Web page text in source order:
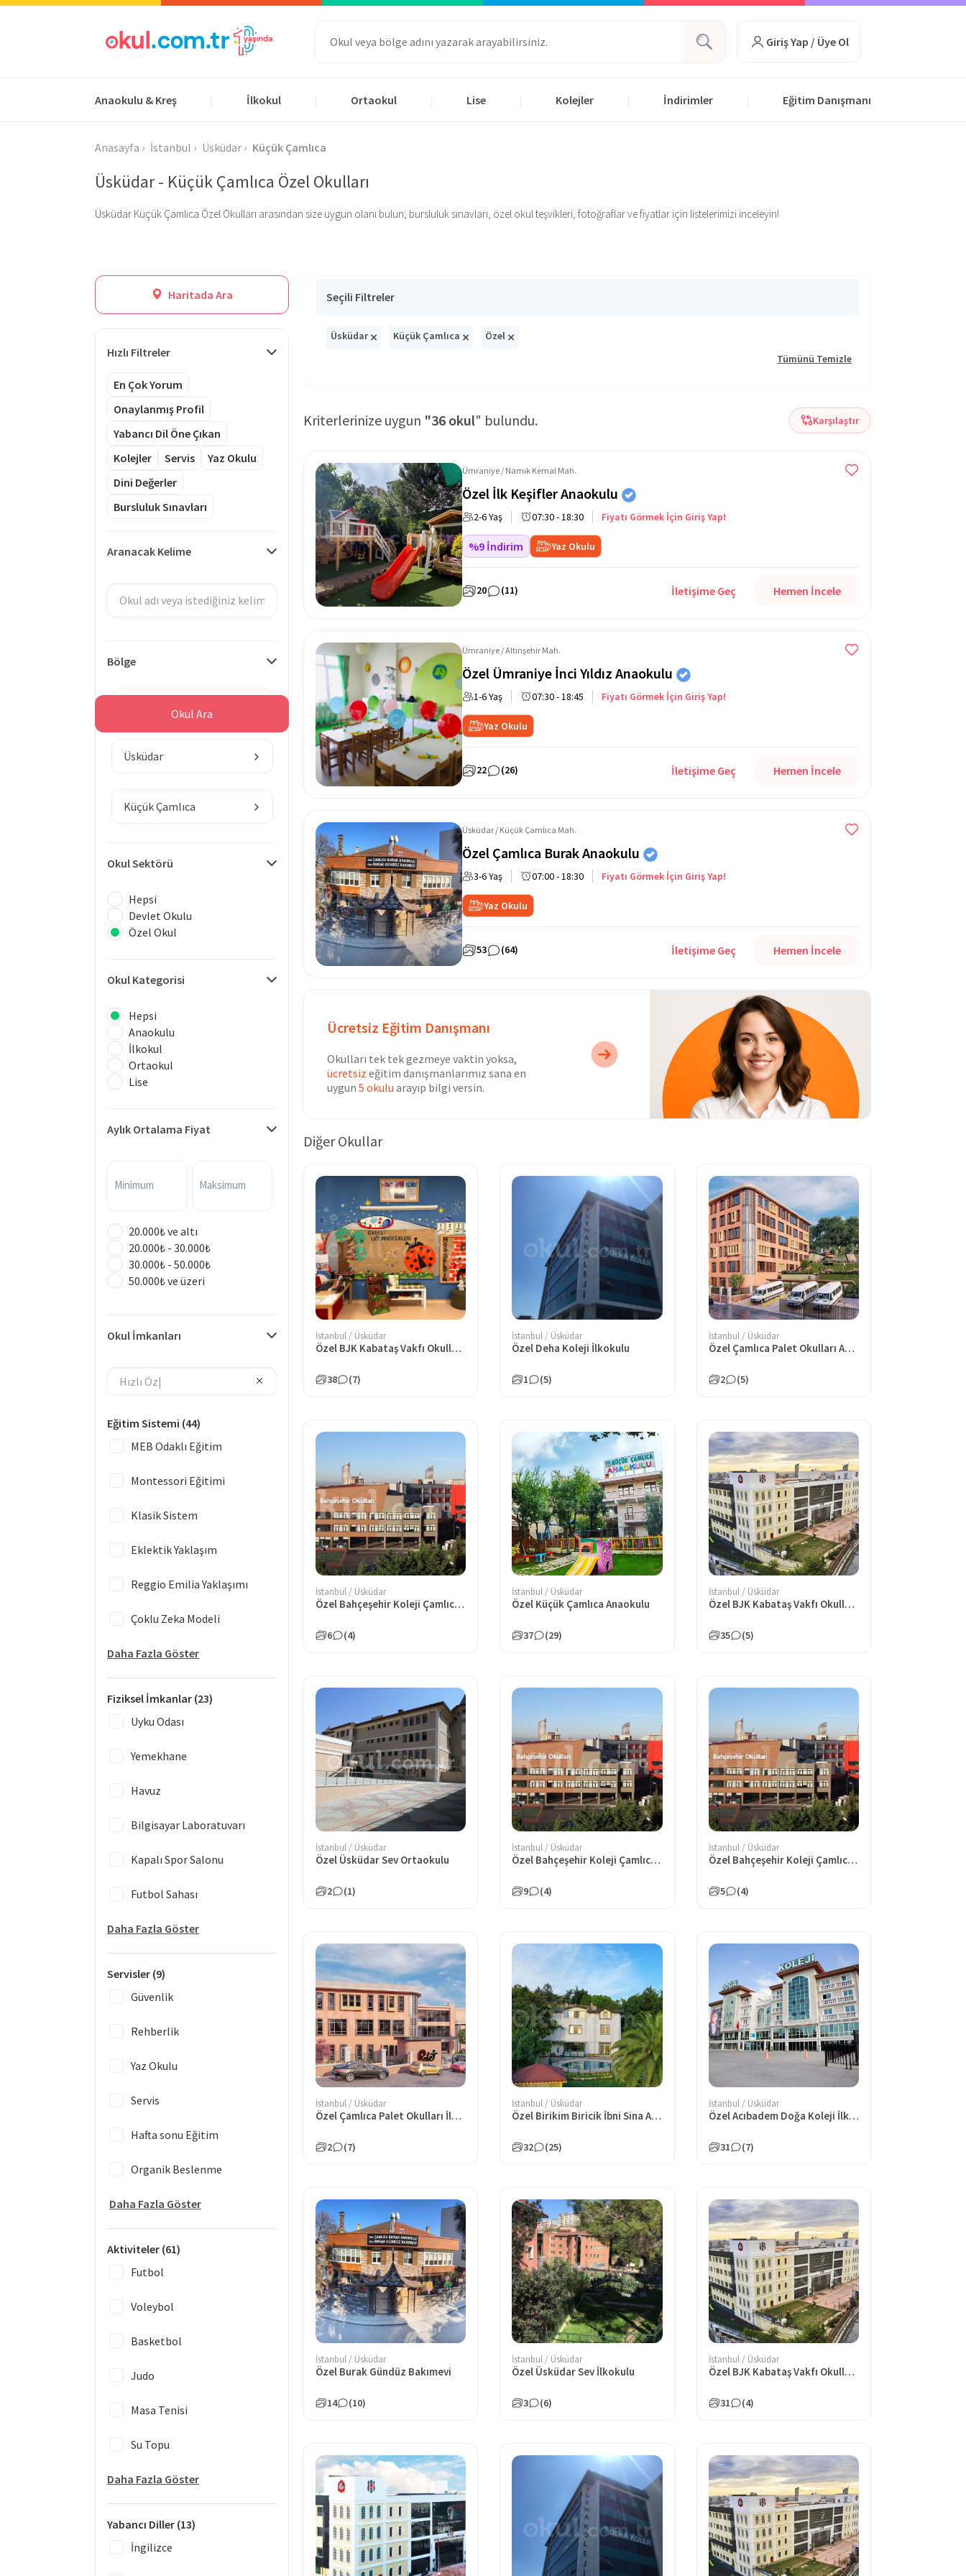
Giriş Yap / Üye Ol
Anaokulu & Kreş İlkokul Ortaokul Lise Kolejler İndirimler Eğitim Danışmanı
Anasayfa İstanbul Üsküdar Küçük Çamlıca
Üsküdar - Küçük Çamlıca Özel Okulları
Üsküdar Küçük Çamlıca Özel Okulları arasından size uygun olanı bulun; bursluluk sınavları, özel okul teşvikleri, fotoğraflar ve fiyatlar için listelerimizi inceleyin!
Haritada Ara
Hızlı Filtreler
En Çok Yorum
Onaylanmış Profil
Yabancı Dil Öne Çıkan
Kolejler
Servis
Yaz Okulu
Dini Değerler
Bursluluk Sınavları
Aranacak Kelime
Bölge
Üsküdar
Küçük Çamlıca
Okul Sektörü
Hepsi
Devlet Okulu
Özel Okul
Okul Kategorisi
Hepsi
Anaokulu
İlkokul
Ortaokul
Lise
Aylık Ortalama Fiyat
Minimum Maksimum
20.000₺ ve altı
20.000₺ - 30.000₺
30.000₺ - 50.000₺
50.000₺ ve üzeri
Okul İmkanları
Eğitim Sistemi (44)
MEB Odaklı Eğitim
Montessori Eğitimi
Klasik Sistem
Eklektik Yaklaşım
Reggio Emilia Yaklaşımı
Çoklu Zeka Modeli
Daha Fazla Göster
Fiziksel İmkanlar (23)
Uyku Odası
Yemekhane
Havuz
Bilgisayar Laboratuvarı
Kapalı Spor Salonu
Futbol Sahası
Daha Fazla Göster
Servisler (9)
Güvenlik
Rehberlik
Yaz Okulu
Servis
Hafta sonu Eğitim
Organik Beslenme
Daha Fazla Göster
Aktiviteler (61)
Futbol
Voleybol
Basketbol
Judo
Masa Tenisi
Su Topu
Daha Fazla Göster
Yabancı Diller (13)
İngilizce
Okul Ara
Seçili Filtreler
Üsküdar× Küçük Çamlıca × Özel ×
Tümünü Temizle
Kriterlerinize uygun "36 okul" bulundu. Karşılaştır
Ümraniye / Namık Kemal Mah.
Özel İlk Keşifler Anaokulu
2-6 Yaş 07:30 - 18:30 Fiyatı Görmek İçin Giriş Yap!
%9 İndirim Yaz Okulu
20 (11) İletişime Geç Hemen İncele
Ümraniye / Altınşehir Mah.
Özel Ümraniye İnci Yıldız Anaokulu
1-6 Yaş 07:30 - 18:45 Fiyatı Görmek İçin Giriş Yap!
Yaz Okulu
22 (26) İletişime Geç Hemen İncele
Üsküdar / Küçük Çamlıca Mah.
Özel Çamlıca Burak Anaokulu
3-6 Yaş 07:00 - 18:30 Fiyatı Görmek İçin Giriş Yap!
Yaz Okulu
53 (64) İletişime Geç Hemen İncele
Ücretsiz Eğitim Danışmanı
Okulları tek tek gezmeye vaktin yoksa,
ücretsiz eğitim danışmanlarımız sana en
uygun 5 okulu arayıp bilgi versin.
Diğer Okullar
İstanbul / Üsküdar
Özel BJK Kabataş Vakfı Okulları Anaokulu
38 (7)
İstanbul / Üsküdar
Özel Deha Koleji İlkokulu
1 (5)
İstanbul / Üsküdar
Özel Çamlıca Palet Okulları Anaokulu
2 (5)
İstanbul / Üsküdar
Özel Bahçeşehir Koleji Çamlıca İlkokulu
6 (4)
İstanbul / Üsküdar
Özel Küçük Çamlıca Anaokulu
37 (29)
İstanbul / Üsküdar
Özel BJK Kabataş Vakfı Okulları İlkokulu
35 (5)
İstanbul / Üsküdar
Özel Üsküdar Sev Ortaokulu
2 (1)
İstanbul / Üsküdar
Özel Bahçeşehir Koleji Çamlıca Anaokulu
9 (4)
İstanbul / Üsküdar
Özel Bahçeşehir Koleji Çamlıca Ortaokulu
5 (4)
İstanbul / Üsküdar
Özel Çamlıca Palet Okulları İlkokulu
2 (7)
İstanbul / Üsküdar
Özel Birikim Biricik İbni Sina Anaokulu
32 (25)
İstanbul / Üsküdar
Özel Acıbadem Doğa Koleji İlkokulu
31 (7)
İstanbul / Üsküdar
Özel Burak Gündüz Bakımevi
14 (10)
İstanbul / Üsküdar
Özel Üsküdar Sev İlkokulu
3 (6)
İstanbul / Üsküdar
Özel BJK Kabataş Vakfı Okulları Anadolu Lisesi
31 (4)